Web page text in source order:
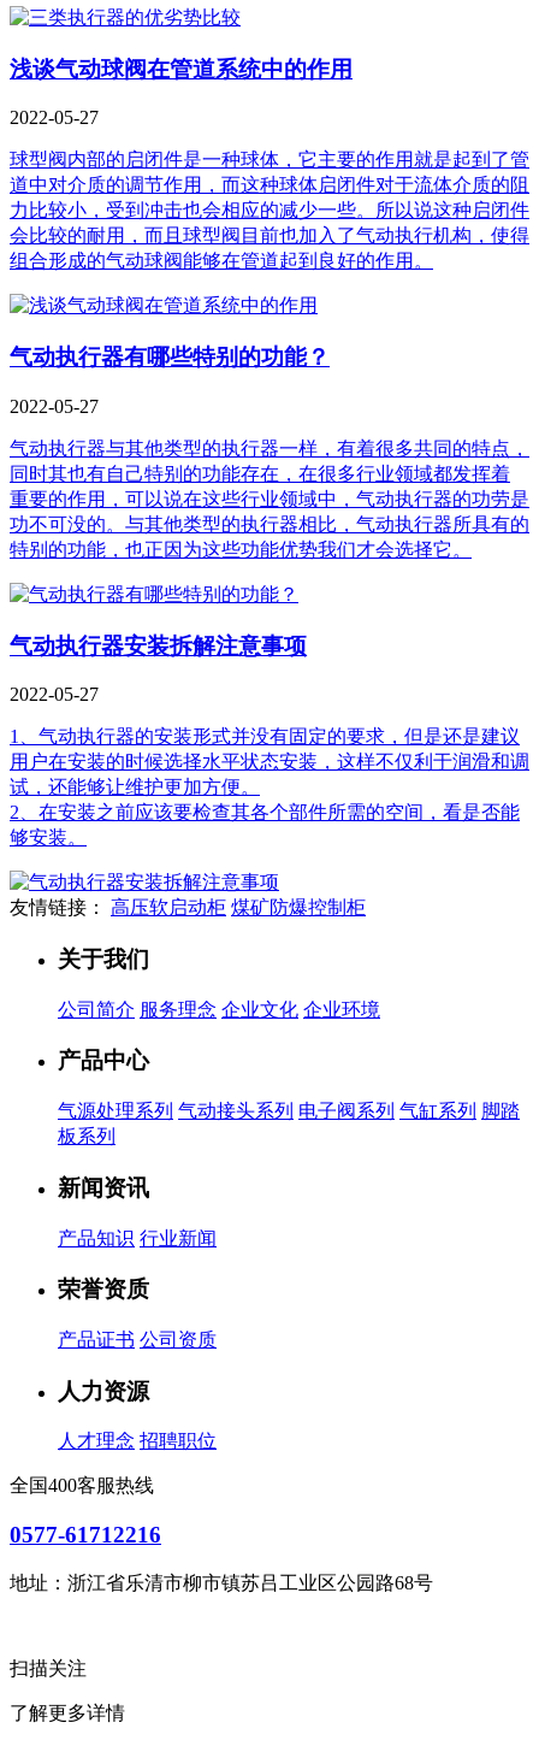
浅谈气动球阀在管道系统中的作用
2022-05-27
球型阀内部的启闭件是一种球体，它主要的作用就是起到了管
道中对介质的调节作用，而这种球体启闭件对于流体介质的阻
力比较小，受到冲击也会相应的减少一些。所以说这种启闭件
会比较的耐用，而且球型阀目前也加入了气动执行机构，使得
组合形成的气动球阀能够在管道起到良好的作用。
气动执行器有哪些特别的功能？
2022-05-27
气动执行器与其他类型的执行器一样，有着很多共同的特点，
同时其也有自己特别的功能存在，在很多行业领域都发挥着
重要的作用，可以说在这些行业领域中，气动执行器的功劳是
功不可没的。与其他类型的执行器相比，气动执行器所具有的
特别的功能，也正因为这些功能优势我们才会选择它。
气动执行器安装拆解注意事项
2022-05-27
1、气动执行器的安装形式并没有固定的要求，但是还是建议
用户在安装的时候选择水平状态安装，这样不仅利于润滑和调
试，还能够让维护更加方便。
2、在安装之前应该要检查其各个部件所需的空间，看是否能
够安装。
友情链接： 高压软启动柜 煤矿防爆控制柜
关于我们
公司简介 服务理念 企业文化 企业环境
产品中心
气源处理系列 气动接头系列 电子阀系列 气缸系列 脚踏
板系列
新闻资讯
产品知识 行业新闻
荣誉资质
产品证书 公司资质
人力资源
人才理念 招聘职位
全国400客服热线
0577-61712216
地址：浙江省乐清市柳市镇苏吕工业区公园路68号
扫描关注
了解更多详情